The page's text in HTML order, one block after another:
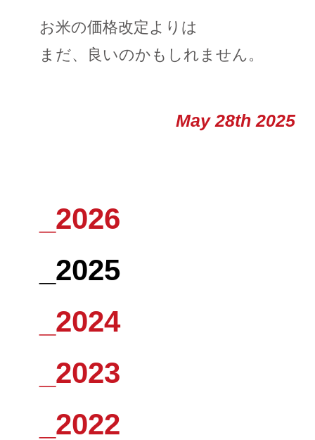
お米の価格改定よりは
まだ、良いのかもしれません。
May 28th 2025
_2026
_2025
_2024
_2023
_2022